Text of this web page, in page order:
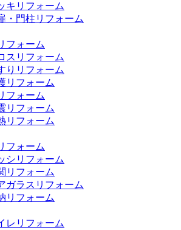
キリフォーム
・門柱リフォーム
フォーム
スリフォーム
りリフォーム
リフォーム
フォーム
リフォーム
リフォーム
フォーム
シリフォーム
リフォーム
ガラスリフォーム
リフォーム
レリフォーム